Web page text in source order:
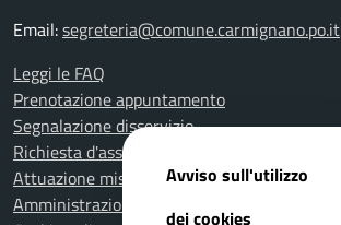
Email:segreteria@comune.carmignano.po.it
Leggi le FAQ
Prenotazione appuntamento
Segnalazione disservizio
Richiesta d'assistenza
Attuazione misure PNRR
Amministrazione trasparente
Avviso sull'utilizzo
dei cookies